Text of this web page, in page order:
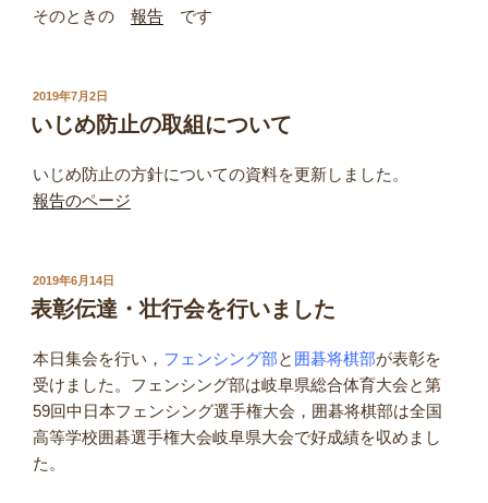
そのときの 報告 です
投
稿
日:
2019年7月2日
いじめ防止の取組について
いじめ防止の方針についての資料を更新しました。
報告のページ
投
稿
日:
2019年6月14日
表彰伝達・壮行会を行いました
本日集会を行い， フェンシング部と 囲碁将棋部が表彰を
受けました。フェンシング部は岐阜県総合体育大会と第
59回中日本フェンシング選手権大会，囲碁将棋部は全国
高等学校囲碁選手権大会岐阜県大会で好成績を収めまし
た。